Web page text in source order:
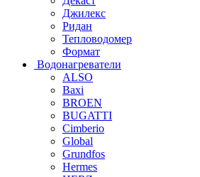
Джилекс
Ридан
Тепловодомер
Формат
Водонагреватели
ALSO
Baxi
BROEN
BUGATTI
Cimberio
Global
Grundfos
Hermes